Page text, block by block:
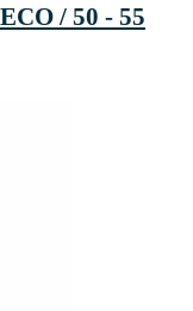
/ 50 - 55